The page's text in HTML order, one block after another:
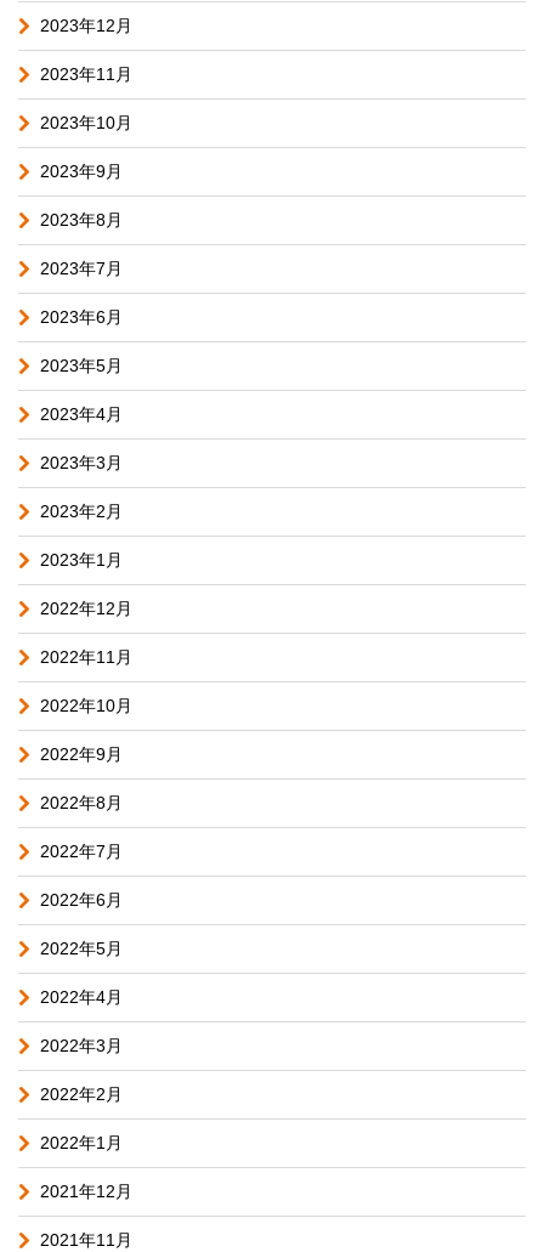
2023年12月
2023年11月
2023年10月
2023年9月
2023年8月
2023年7月
2023年6月
2023年5月
2023年4月
2023年3月
2023年2月
2023年1月
2022年12月
2022年11月
2022年10月
2022年9月
2022年8月
2022年7月
2022年6月
2022年5月
2022年4月
2022年3月
2022年2月
2022年1月
2021年12月
2021年11月